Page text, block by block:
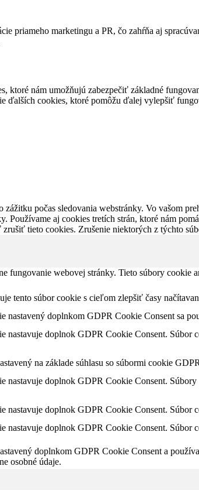
priameho marketingu a PR, čo zahŕňa aj
ktoré nám umožňujú zabezpečiť základné
ďalších cookies, ktoré pomôžu ďalej vylepšiť
počas sledovania webstránky. Vo vašom
Používame aj cookies tretích strán, ktoré nám
tieto cookies. Zrušenie niektorých z týchto
fungovanie webovej stránky. Tieto súbory
tento súbor cookie s cieľom zlepšiť časy
nastavený doplnkom GDPR Cookie Consent sa
nastavuje doplnok GDPR Cookie Consent.
na základe súhlasu so súbormi cookie
nastavuje doplnok GDPR Cookie Consent.
nastavuje doplnok GDPR Cookie Consent.
nastavuje doplnok GDPR Cookie Consent.
doplnkom GDPR Cookie Consent a
osobné údaje.